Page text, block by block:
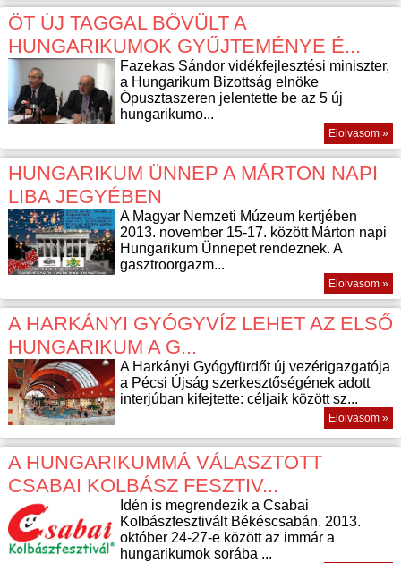
ÖT ÚJ TAGGAL BŐVÜLT A
HUNGARIKUMOK GYŰJTEMÉNYE É...
Fazekas Sándor vidékfejlesztési miniszter,
a Hungarikum Bizottság elnöke
Ópusztaszeren jelentette be az 5 új
hungarikumo...
Elolvasom »
HUNGARIKUM ÜNNEP A MÁRTON NAPI
LIBA JEGYÉBEN
A Magyar Nemzeti Múzeum kertjében
2013. november 15-17. között Márton napi
Hungarikum Ünnepet rendeznek. A
gasztroorgazm...
Elolvasom »
A HARKÁNYI GYÓGYVÍZ LEHET AZ ELSŐ
HUNGARIKUM A G...
A Harkányi Gyógyfürdőt új vezérigazgatója
a Pécsi Újság szerkesztőségének adott
interjúban kifejtette: céljaik között sz...
Elolvasom »
A HUNGARIKUMMÁ VÁLASZTOTT
CSABAI KOLBÁSZ FESZTIV...
Idén is megrendezik a Csabai
Kolbászfesztivált Békéscsabán. 2013.
október 24-27-e között az immár a
hungarikumok sorába ...